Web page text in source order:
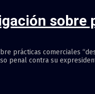
prácticas comerciales
penal contra su